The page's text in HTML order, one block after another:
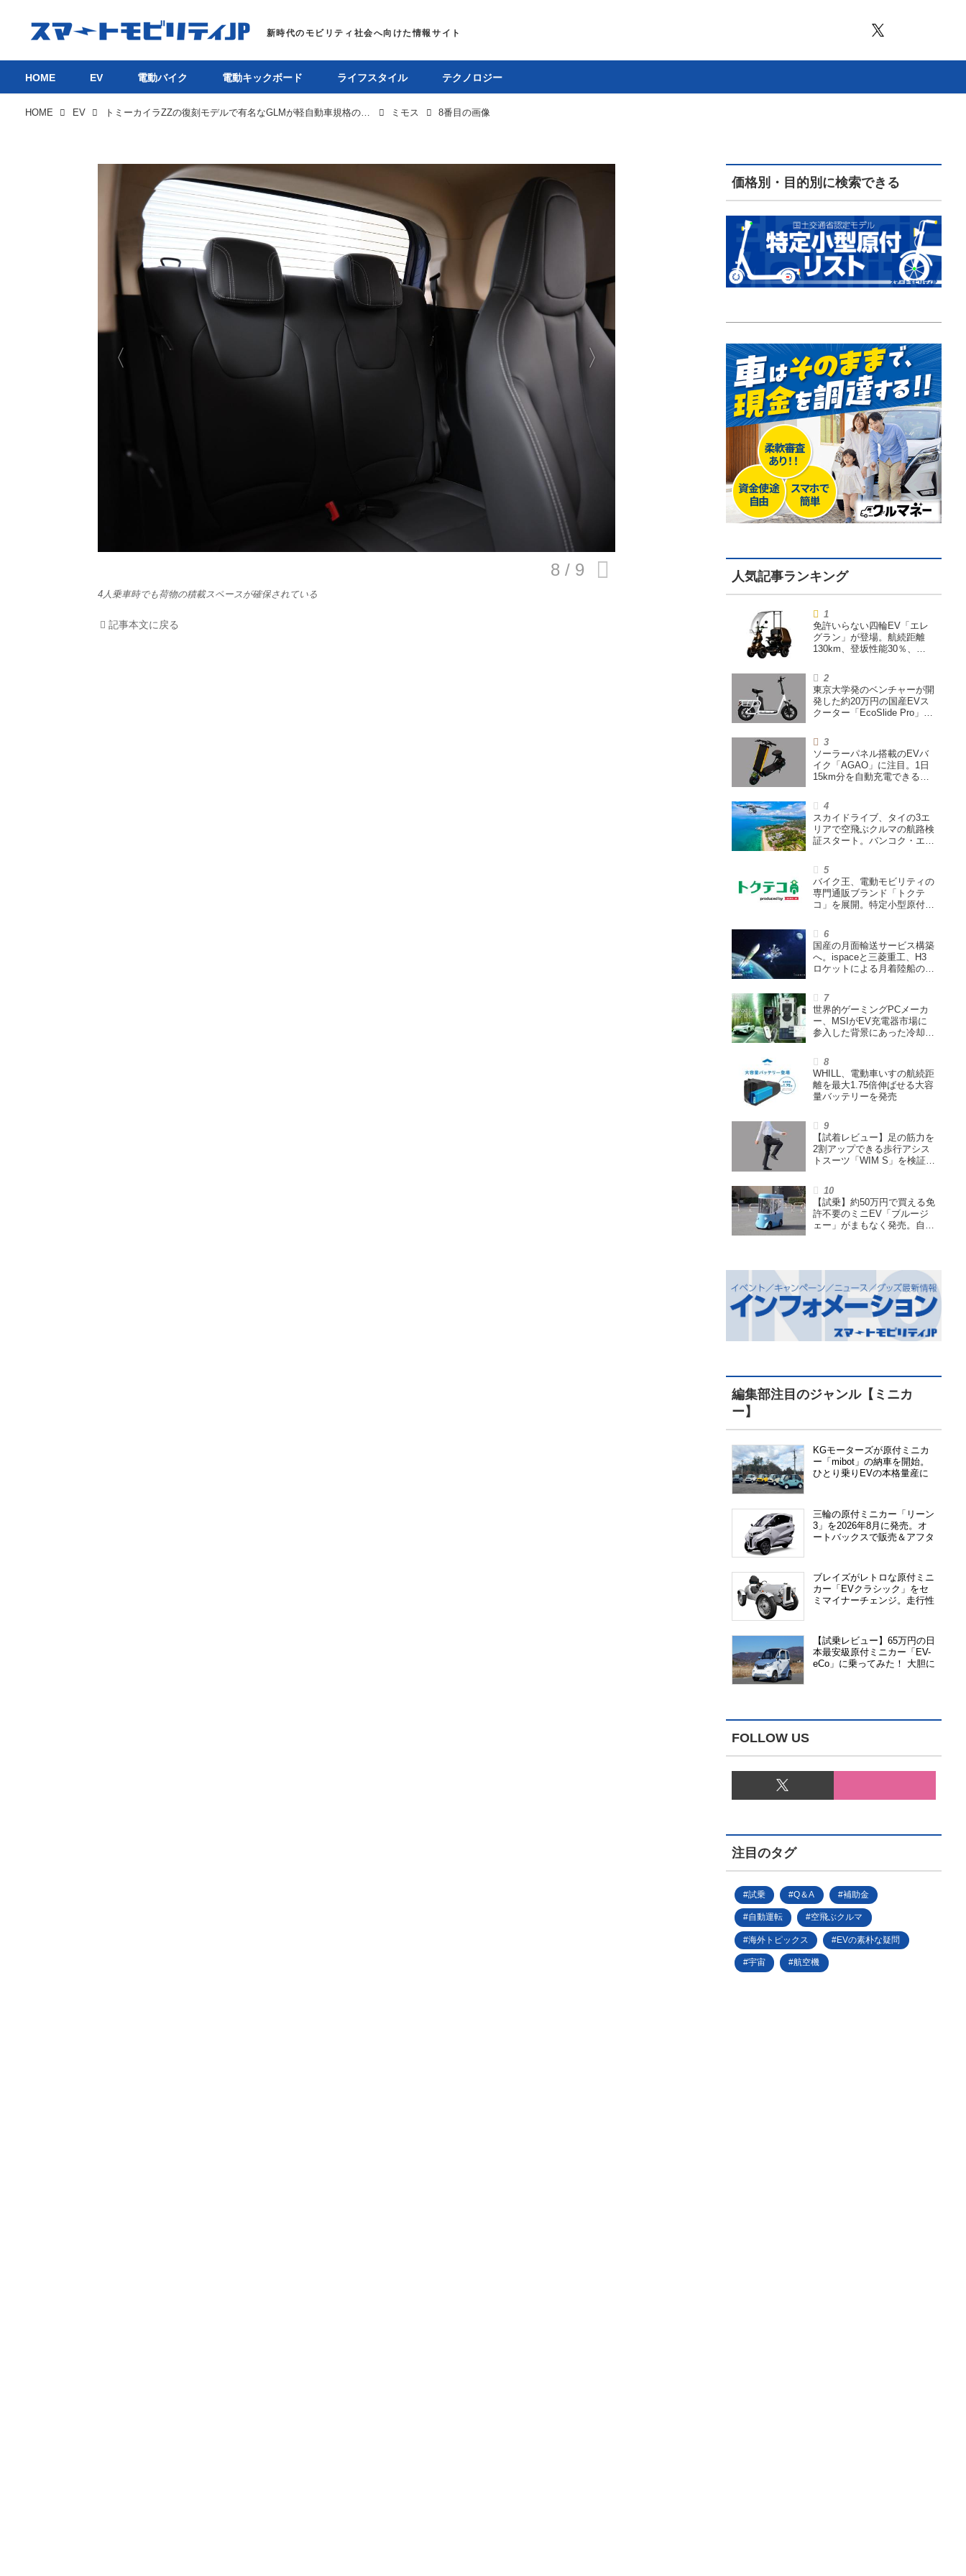
HOME
EV
電動バイク
運営会社
HOME EV 電動バイク 電動キックボード ライフスタイル テクノロジー
HOME EV トミーカイラZZの復刻モデルで有名なGLMが軽自動車規格のEVを日本導入へ ミモス 8番目の画像
4人乗車時でも荷物の積載スペースが確保されている
記事本文に戻る
価格別・目的別に検索できる
免許いらない四輪EV「エレ
グラン」が登場。航続距離
130km、登坂性能30％、
東京大学発のベンチャーが開
発した約20万円の国産EVス
クーター「EcoSlide Pro」が
ハイパワー特定小型原付
ソーラーパネル搭載のEVバ
イク「AGAO」に注目。1日
15km分を自動充電できる
スカイドライブ、タイの3エ
リアで空飛ぶクルマの航路検
証スタート。バンコク・エア
指す
バイク王、電動モビリティの
専門通販ブランド「トクテ
コ」を展開。特定小型原付や
国産の月面輸送サービス構築
へ。ispaceと三菱重工、H3
ロケットによる月着陸船の打
結
世界的ゲーミングPCメーカ
ー、MSIがEV充電器市場に
参入した背景にあった冷却技
回】
WHILL、電動車いすの航続距
離を最大1.75倍伸ばせる大容
量バッテリーを発売
【試着レビュー】足の筋力を
2割アップできる歩行アシス
トスーツ「WIM S」を検証。
【試乗】約50万円で買える免
許不要のミニEV「ブルージ
ェー」がまもなく発売。自転
編集部注目のジャンル【ミニカ
ー】
KGモーターズが原付ミニカ
ー「mibot」の納車を開始。
ひとり乗りEVの本格量産に
三輪の原付ミニカー「リーン
3」を2026年8月に発売。オ
ートバックスで販売＆アフタ
ブレイズがレトロな原付ミニ
カー「EVクラシック」をセ
ミマイナーチェンジ。走行性
【試乗レビュー】65万円の日
本最安級原付ミニカー「EV-
eCo」に乗ってみた！ 大胆に
FOLLOW US
注目のタグ
試乗 Q＆A 補助金
自動運転 空飛ぶクルマ
海外トピックス EVの素朴な疑問
宇宙 航空機